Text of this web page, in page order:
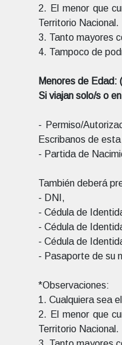
2. El menor que
Territorio Nacional.
3. Tanto mayores
4. Tampoco de
Menores de Edad:
Si viajan solo/s o
- Permiso/
Escribanos de
- Partida de
También deberá
- DNI,
- Cédula de
- Cédula de
- Cédula de
- Pasaporte de su
*Observaciones:
1. Cualquiera sea
2. El menor que
Territorio Nacional.